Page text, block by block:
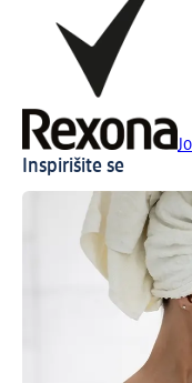
Inspirišite se